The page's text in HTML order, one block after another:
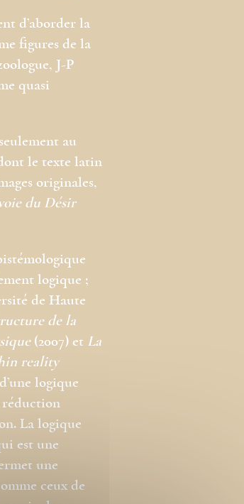
d’aborder la
figures de la
J-P
quasi
au
le texte latin
originales,
du Désir
logique ;
de Haute
de la
(2007) et La
reality
logique
La logique
est une
une
ceux de